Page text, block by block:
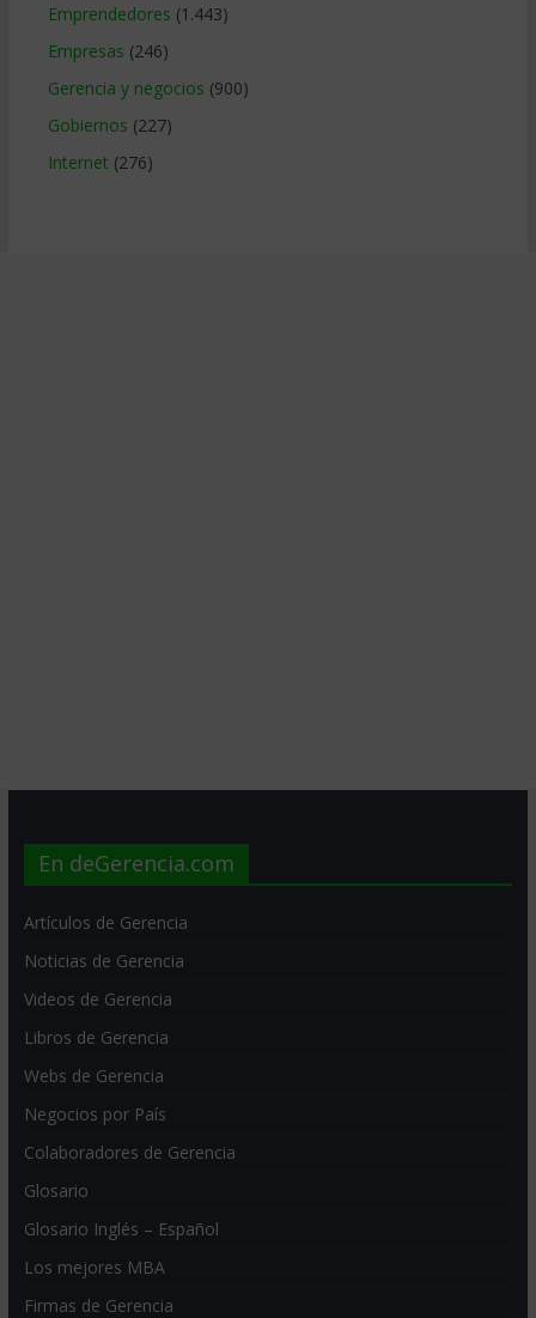
Emprendedores (1.443)
Empresas (246)
Gerencia y negocios (900)
Gobiernos (227)
Internet (276)
En deGerencia.com
Artículos de Gerencia
Noticias de Gerencia
Videos de Gerencia
Libros de Gerencia
Webs de Gerencia
Negocios por País
Colaboradores de Gerencia
Glosario
Glosario Inglés – Español
Los mejores MBA
Firmas de Gerencia